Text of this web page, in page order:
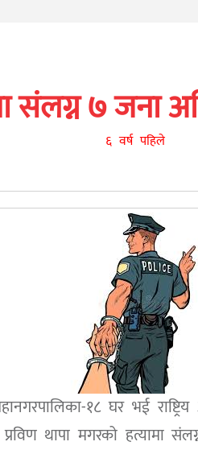
संलग्न ७ जना
६ वर्ष पहिले
१८ घर भई
थापा मगरको हत्यामा